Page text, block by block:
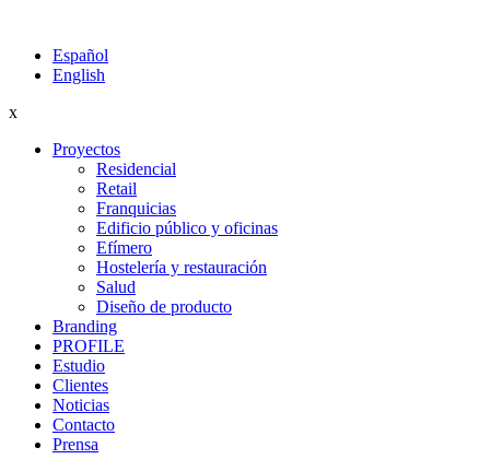
Español
English
x
Proyectos
Residencial
Retail
Franquicias
Edificio público y oficinas
Efímero
Hostelería y restauración
Salud
Diseño de producto
Branding
PROFILE
Estudio
Clientes
Noticias
Contacto
Prensa